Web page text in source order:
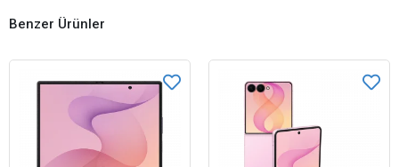
Benzer Ürünler